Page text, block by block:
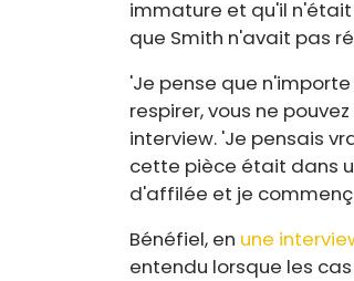
immature et qu'il
que Smith n'avait pas
'Je pense que
respirer, vous ne
interview. 'Je pensais
cette pièce était dans
d'affilée et je
Bénéfiel, en une
entendu lorsque les